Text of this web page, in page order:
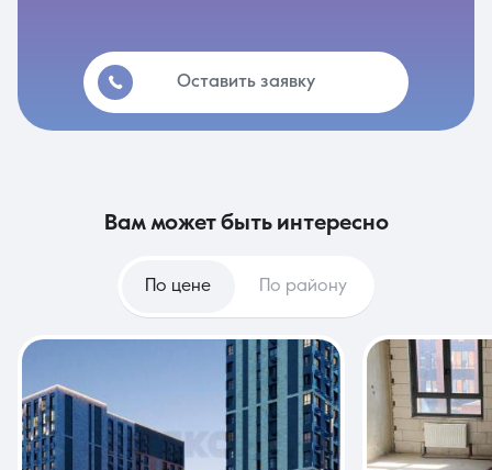
Оставить заявку
вам может быть интересно
По цене По району